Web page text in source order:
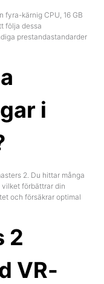
fyra-kärnig CPU, 16 GB
följa dessa
prestandastandarder
i
2. Du hittar många
förbättrar din
och försäkrar optimal
2
VR-